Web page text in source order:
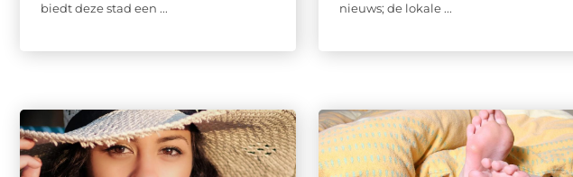
biedt deze stad een ...
nieuws; de lokale ...